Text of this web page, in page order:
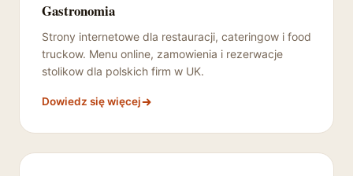
Gastronomia
Strony internetowe dla restauracji, cateringow i food
truckow. Menu online, zamowienia i rezerwacje
stolikow dla polskich firm w UK.
Dowiedz się więcej